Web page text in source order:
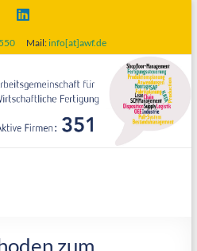
Mail:info[at]awf.de
zum